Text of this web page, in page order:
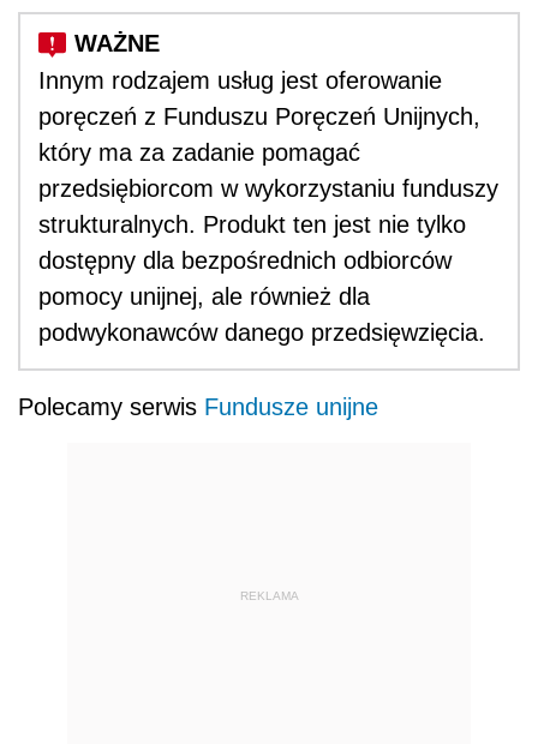
Innym rodzajem usług jest oferowanie
poręczeń z Funduszu Poręczeń Unijnych,
który ma za zadanie pomagać
przedsiębiorcom w wykorzystaniu funduszy
strukturalnych. Produkt ten jest nie tylko
dostępny dla bezpośrednich odbiorców
pomocy unijnej, ale również dla
podwykonawców danego przedsięwzięcia.
Polecamy serwis Fundusze unijne
REKLAMA